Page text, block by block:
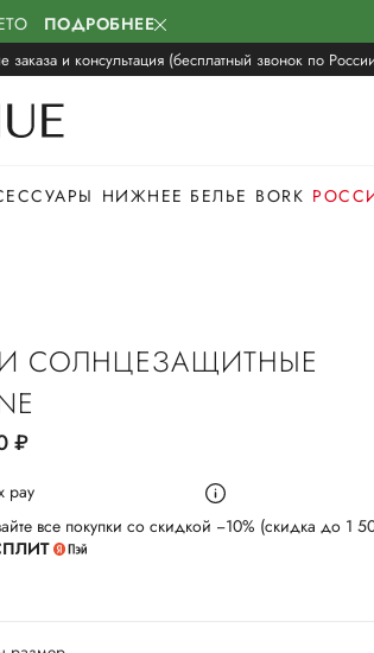
ПОДРОБНЕЕ
и консультация (бесплатный звонок по
НИЖНЕЕ БЕЛЬЕ BORK
СОЛНЦЕЗАЩИТНЫЕ
руб.
все покупки со скидкой −10% (скидка до 1